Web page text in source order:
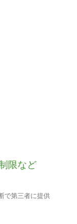
限など
で第三者に提供